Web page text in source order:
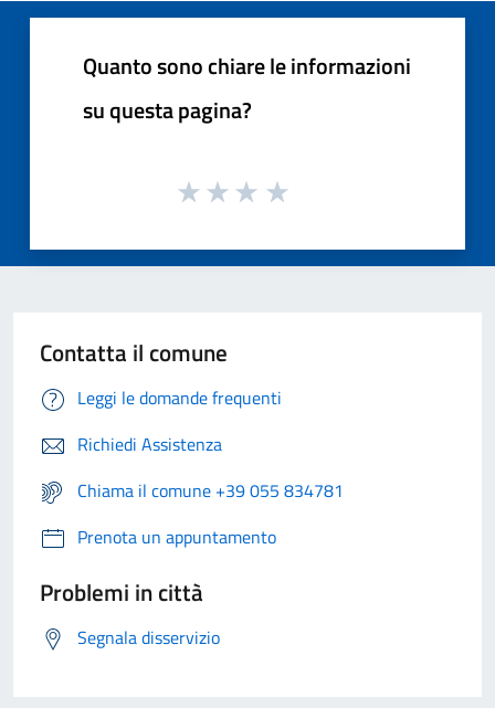
Quanto sono chiare le informazioni
su questa pagina?
Contatta il comune
Leggi le domande frequenti
Richiedi Assistenza
Chiama il comune +39 055 834781
Prenota un appuntamento
Problemi in città
Segnala disservizio